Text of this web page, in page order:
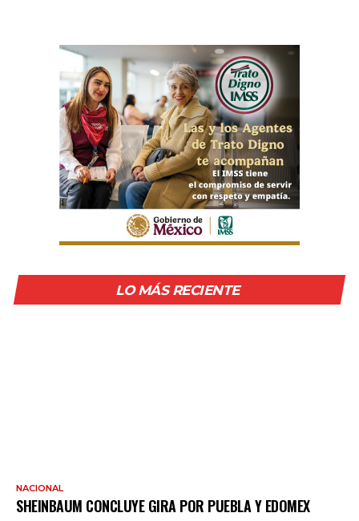
LO MÁS RECIENTE
NACIONAL
SHEINBAUM CONCLUYE GIRA POR PUEBLA Y EDOMEX